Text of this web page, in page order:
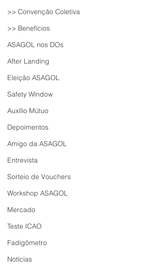
>> Convenção Coletiva
>> Benefícios
ASAGOL nos DOs
After Landing
Eleição ASAGOL
Safety Window
Auxílio Mútuo
Depoimentos
Amigo da ASAGOL
Entrevista
Sorteio de Vouchers
Workshop ASAGOL
Mercado
Teste ICAO
Fadigômetro
Notícias